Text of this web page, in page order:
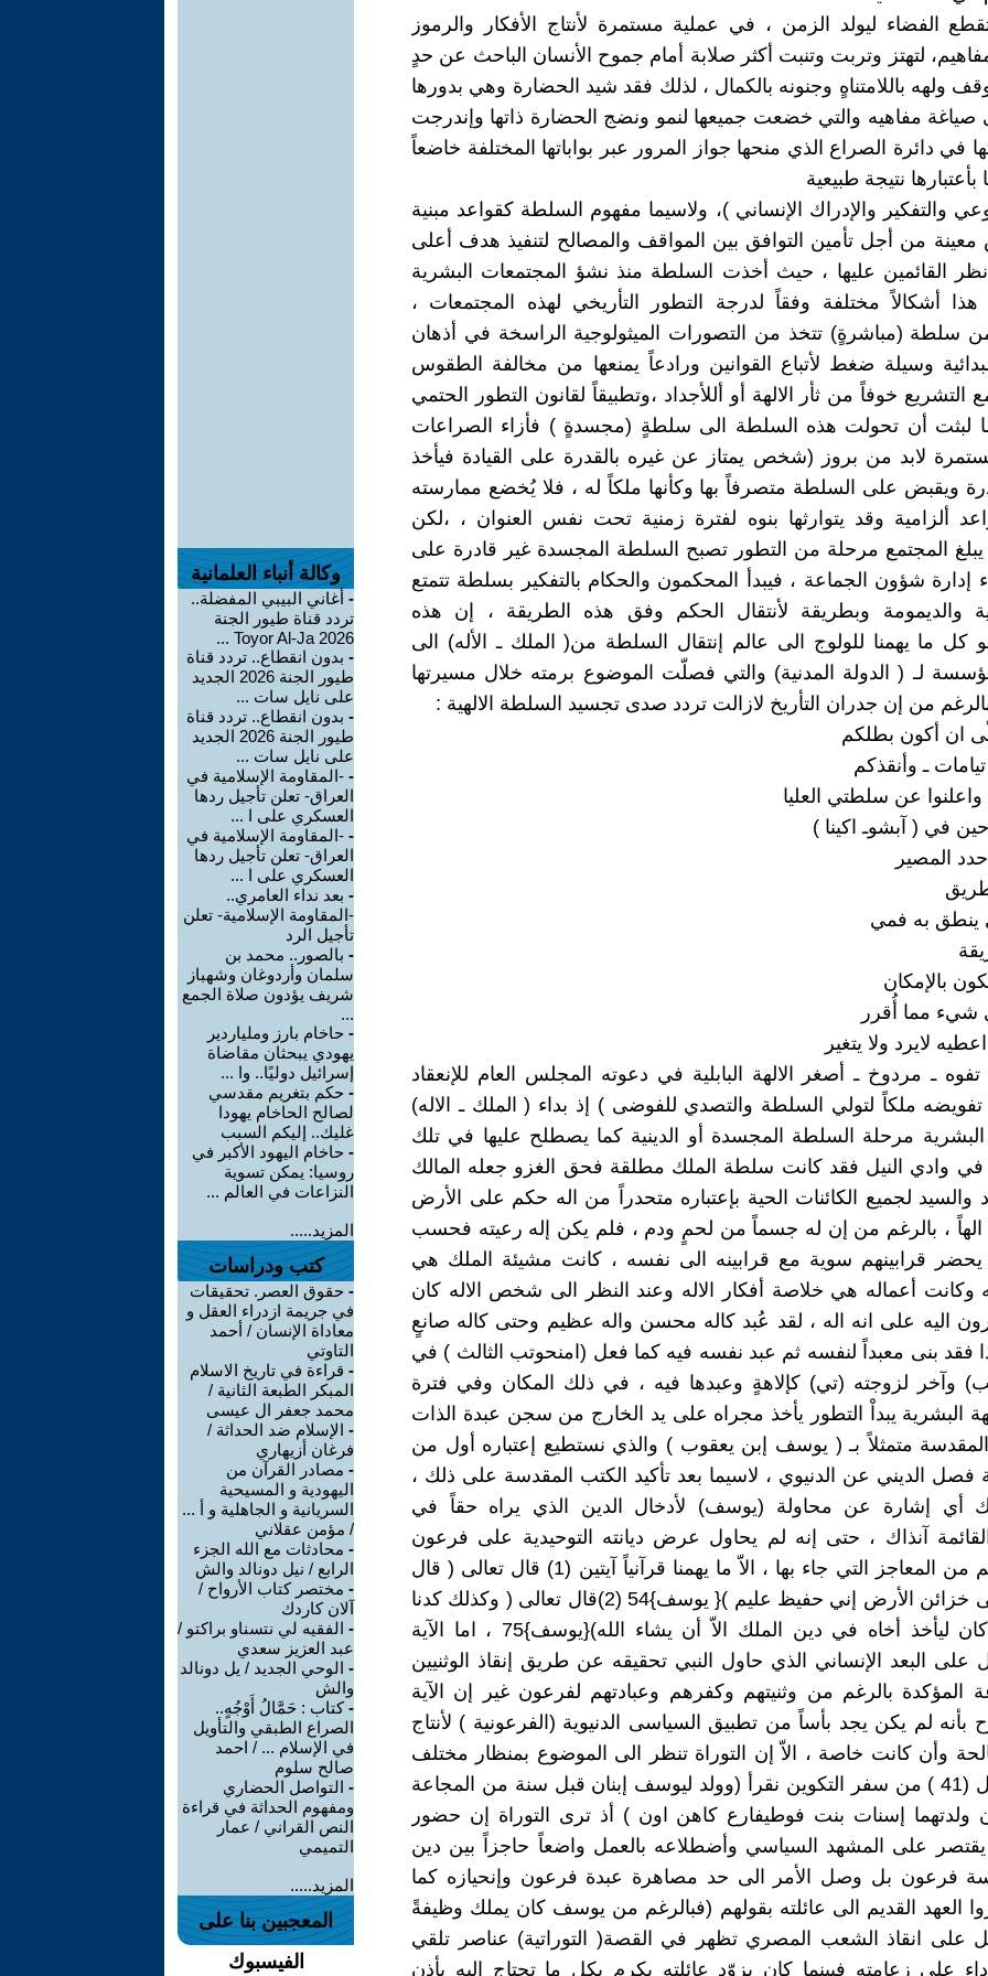
الفضاء ليولد الزمن ، في عملية مستمرة لأنتاج الأفكار والرموز
لتهتز وتربت وتنبت أكثر صلابة أمام جموح الأنسان الباحث عن حدٍ
ولهه باللامتناهٍ وجنونه بالكمال ، لذلك فقد شيد الحضارة وهي بدورها
مفاهيه والتي خضعت جميعها لنمو ونضج الحضارة ذاتها وإندرجت
في دائرة الصراع الذي منحها جواز المرور عبر بواباتها المختلفة خاضعاً
بأعتبارها نتيجة طبيعية
والتفكير والإدراك الإنساني )، ولاسيما مفهوم السلطة كقواعد مبنية
من أجل تأمين التوافق بين المواقف والمصالح لتنفيذ هدف أعلى
القائمين عليها ، حيث أخذت السلطة منذ نشؤ المجتمعات البشرية
هذا أشكالاً مختلفة وفقاً لدرجة التطور التأريخي لهذه المجتمعات ،
سلطة (مباشرةٍ) تتخذ من التصورات الميثولوجية الراسخة في أذهان
وسيلة ضغط لأتباع القوانين ورادعاً يمنعها من مخالفة الطقوس
التشريع خوفاً من ثأر الالهة أو أللأجداد ،وتطبيقاً لقانون التطور الحتمي
لبثت أن تحولت هذه السلطة الى سلطةٍ (مجسدةٍ ) فأزاء الصراعات
لابد من بروز (شخص يمتاز عن غيره بالقدرة على القيادة فيأخذ
ويقبض على السلطة متصرفاً بها وكأنها ملكاً له ، فلا يُخضع ممارسته
ألزامية وقد يتوارثها بنوه لفترة زمنية تحت نفس العنوان ، ،لكن
المجتمع مرحلة من التطور تصبح السلطة المجسدة غير قادرة على
إدارة شؤون الجماعة ، فيبدأ المحكمون والحكام بالتفكير بسلطة تتمتع
والديمومة وبطريقة لأنتقال الحكم وفق هذه الطريقة ، إن هذه
كل ما يهمنا للولوج الى عالم إنتقال السلطة من( الملك ـ الأله) الى
لـ ( الدولة المدنية) والتي فصلّت الموضوع برمته خلال مسيرتها
بالرغم من إن جدران التأريخ لازالت تردد صدى تجسيد السلطة الالهية :
ان أكون بطلكم
ـ وأنقذكم
واعلنوا عن سلطتي العليا
في ( آبشوـ اكينا )
المصير
ينطق به فمي
بالإمكان
شيء مما أُقرر
لايرد ولا يتغير
تفوه ـ مردوخ ـ أصغر الالهة البابلية في دعوته المجلس العام للإنعقاد
تفويضه ملكاً لتولي السلطة والتصدي للفوضى ) إذ بداء ( الملك ـ الاله)
مرحلة السلطة المجسدة أو الدينية كما يصطلح عليها في تلك
في وادي النيل فقد كانت سلطة الملك مطلقة فحق الغزو جعله المالك
والسيد لجميع الكائنات الحية بإعتباره متحدراً من اله حكم على الأرض
الهاً ، بالرغم من إن له جسماً من لحمٍ ودم ، فلم يكن إله رعيته فحسب
يحضر قرابينهم سوية مع قرابينه الى نفسه ، كانت مشيئة الملك هي
وكانت أعماله هي خلاصة أفكار الاله وعند النظر الى شخص الاله كان
اليه على انه اله ، لقد عُبد كاله محسن واله عظيم وحتى كاله صانعٍ
فقد بنى معبداً لنفسه ثم عبد نفسه فيه كما فعل (امنحوتب الثالث ) في
وآخر لزوجته (تي) كإلاهةٍ وعبدها فيه ، في ذلك المكان وفي فترة
البشرية يبداْ التطور يأخذ مجراه على يد الخارج من سجن عبدة الذات
المقدسة متمثلاً بـ ( يوسف إبن يعقوب ) والذي نستطيع إعتباره أول من
الديني عن الدنيوي ، لاسيما بعد تأكيد الكتب المقدسة على ذلك ،
أي إشارة عن محاولة (يوسف) لأدخال الدين الذي يراه حقاً في
آنذاك ، حتى إنه لم يحاول عرض ديانته التوحيدية على فرعون
مصر بالرغم من المعاجز التي جاء بها ، الاّ ما يهمنا قرآنياً آيتين (1) قال تعالى ( قال
إجعلني على خزائن الأرض إني حفيظ عليم ){ يوسف}54 (2)قال تعالى ( وكذلك كدنا
ليوسف ماكان ليأخذ أخاه في دين الملك الاّ أن يشاء الله){يوسف}75 ، اما الآية
على البعد الإنساني الذي حاول النبي تحقيقه عن طريق إنقاذ الوثنيين
المؤكدة بالرغم من وثنيتهم وكفرهم وعبادتهم لفرعون غير إن الآية
بأنه لم يكن يجد بأساً من تطبيق السياسى الدنيوية (الفرعونية ) لأنتاج
وأن كانت خاصة ، الاّ إن التوراة تنظر الى الموضوع بمنظار مختلف
ففي الفصل (41 ) من سفر التكوين نقرأ (وولد ليوسف إبنان قبل سنة من المجاعة
ولدتهما إسنات بنت فوطيفارع كاهن اون ) أذ ترى التوراة إن حضور
على المشهد السياسي وأضطلاعه بالعمل واضعاً حاجزاً بين دين
فرعون بل وصل الأمر الى حد مصاهرة عبدة فرعون وإنحيازه كما
العهد القديم الى عائلته بقولهم (فبالرغم من يوسف كان يملك وظيفةً
على انقاذ الشعب المصري تظهر في القصة( التوراتية) عناصر تلقي
على زعامته فبينما كان يزوّد عائلته بكرم بكل ما تحتاج اليه بأذن
وكالة أنباء العلمانية
- أغاني البيبي المفضلة..
تردد قناة طيور الجنة
2026 Toyor Al-Ja ...
- بدون انقطاع.. تردد قناة
طيور الجنة 2026 الجديد
على نايل سات ...
- بدون انقطاع.. تردد قناة
طيور الجنة 2026 الجديد
على نايل سات ...
- -المقاومة الإسلامية في
العراق- تعلن تأجيل ردها
العسكري على ا ...
- -المقاومة الإسلامية في
العراق- تعلن تأجيل ردها
العسكري على ا ...
- بعد نداء العامري..
-المقاومة الإسلامية- تعلن
تأجيل الرد
- بالصور.. محمد بن
سلمان وأردوغان وشهباز
شريف يؤدون صلاة الجمع
...
- حاخام بارز وملياردير
يهودي يبحثان مقاضاة
إسرائيل دوليًا.. وا ...
- حكم بتغريم مقدسي
لصالح الحاخام يهودا
غليك.. إليكم السبب
- حاخام اليهود الأكبر في
روسيا: يمكن تسوية
النزاعات في العالم ...
المزيد.....
كتب ودراسات
- حقوق العصر. تحقيقات
في جريمة ازدراء العقل و
معاداة الإنسان / أحمد
التاوتي
- قراءة في تاريخ الاسلام
المبكر الطبعة الثانية /
محمد جعفر ال عيسى
- الإسلام ضد الحداثة /
فرغان أزيهاري
- مصادر القرآن من
اليهودية و المسيحية
السريانية و الجاهلية و أ ...
/ مؤمن عقلاني
- محادثات مع الله الجزء
الرابع / نيل دونالد والش
- مختصر كتاب الأرواح /
آلان كاردك
- الفقيه لي نتسناو براكتو /
عبد العزيز سعدي
- الوحي الجديد / يل دونالد
والش
-كتاب : حَمَّالُ أَوْجُهٍ..
الصراع الطبقي والتأويل
في الإسلام ... / احمد
صالح سلوم
- التواصل الحضاري
ومفهوم الحداثة في قراءة
النص القراني / عمار
التميمي
المزيد.....
المعجبين بنا على
الفيسبوك